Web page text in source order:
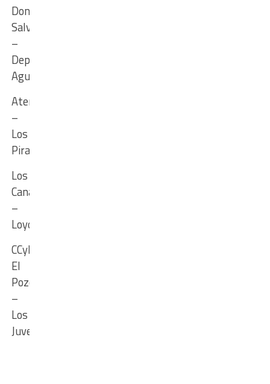
Don
Salvador
–
Deportivo
Agua
Atenas
–
Los
Piratitas
Los
Canarios
–
Loyola
CCyD
El
Pozo
–
Los
Juveniles